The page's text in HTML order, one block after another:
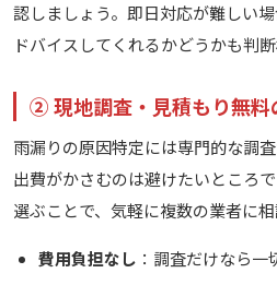
認しましょう。即日対応が難しい
ドバイスしてくれるかどうかも判断
② 現地調査・見積もり無料
雨漏りの原因特定には専門的な調
出費がかさむのは避けたいところ
選ぶことで、気軽に複数の業者に相
費用負担なし ：調査だけなら